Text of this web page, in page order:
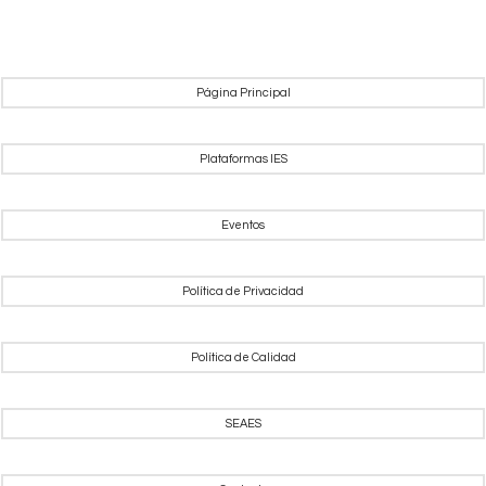
Página Principal
Plataformas IES
Eventos
Política de Privacidad
Política de Calidad
SEAES